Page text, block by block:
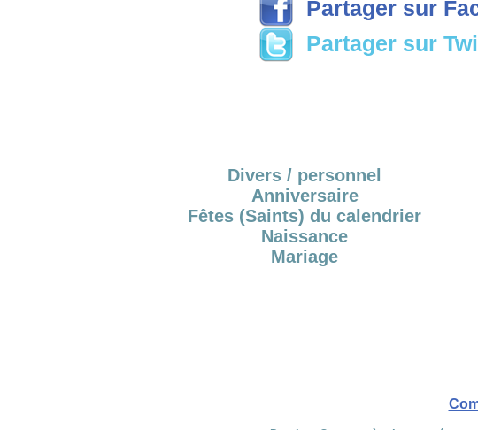
Partager sur
Partager sur
Divers / personnel
Anniversaire
Fêtes (Saints) du calendrier
Naissance
Mariage